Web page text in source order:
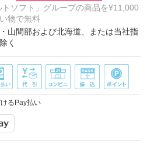
トソフト」グループの商品を¥11,000
物で無料
山間部および北海道、または当社指
く
るPay払い